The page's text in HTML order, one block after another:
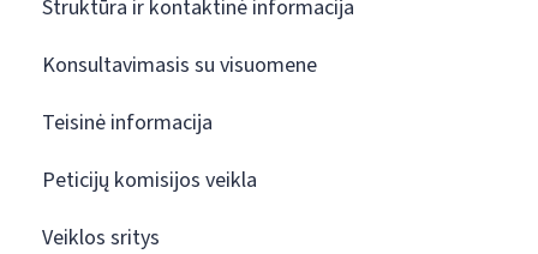
Struktūra ir kontaktinė informacija
Konsultavimasis su visuomene
Teisinė informacija
Peticijų komisijos veikla
Veiklos sritys